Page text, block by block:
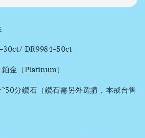
30ct/ DR9984-50ct
金（Platinum）
分鑽石（鑽石需另外選購，本戒台售